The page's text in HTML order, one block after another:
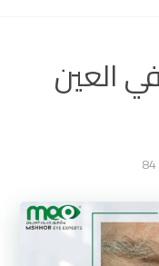
العين
84